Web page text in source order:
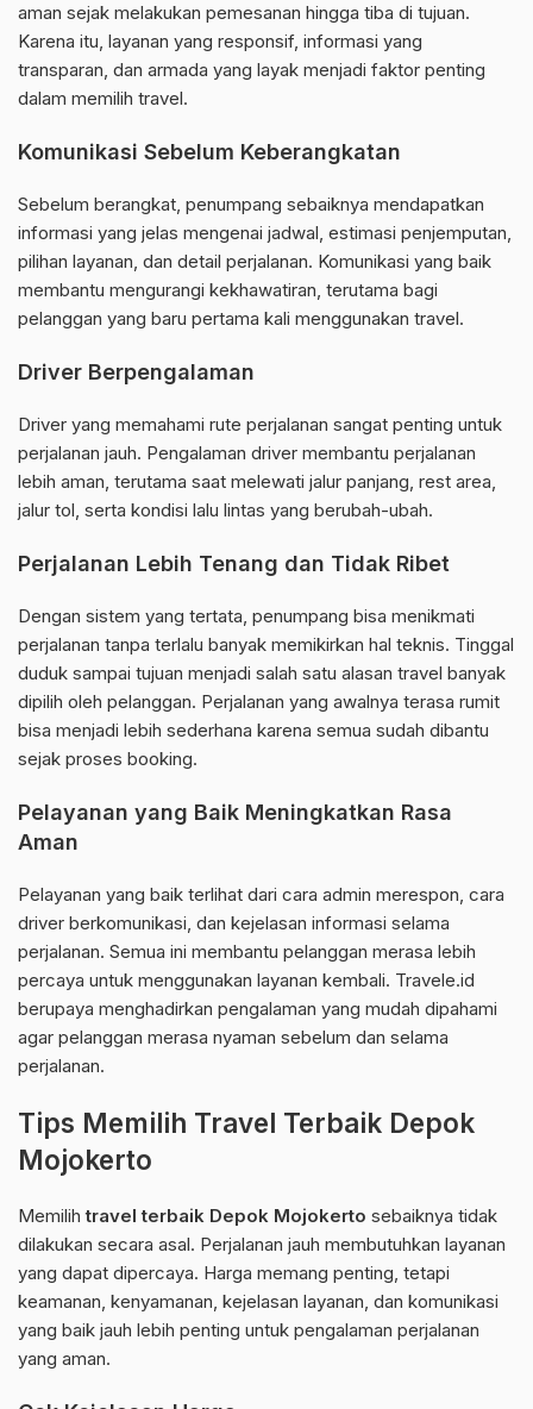
aman sejak melakukan pemesanan hingga tiba di tujuan.
Karena itu, layanan yang responsif, informasi yang
transparan, dan armada yang layak menjadi faktor penting
dalam memilih travel.
Komunikasi Sebelum Keberangkatan
Sebelum berangkat, penumpang sebaiknya mendapatkan
informasi yang jelas mengenai jadwal, estimasi penjemputan,
pilihan layanan, dan detail perjalanan. Komunikasi yang baik
membantu mengurangi kekhawatiran, terutama bagi
pelanggan yang baru pertama kali menggunakan travel.
Driver Berpengalaman
Driver yang memahami rute perjalanan sangat penting untuk
perjalanan jauh. Pengalaman driver membantu perjalanan
lebih aman, terutama saat melewati jalur panjang, rest area,
jalur tol, serta kondisi lalu lintas yang berubah-ubah.
Perjalanan Lebih Tenang dan Tidak Ribet
Dengan sistem yang tertata, penumpang bisa menikmati
perjalanan tanpa terlalu banyak memikirkan hal teknis. Tinggal
duduk sampai tujuan menjadi salah satu alasan travel banyak
dipilih oleh pelanggan. Perjalanan yang awalnya terasa rumit
bisa menjadi lebih sederhana karena semua sudah dibantu
sejak proses booking.
Pelayanan yang Baik Meningkatkan Rasa
Aman
Pelayanan yang baik terlihat dari cara admin merespon, cara
driver berkomunikasi, dan kejelasan informasi selama
perjalanan. Semua ini membantu pelanggan merasa lebih
percaya untuk menggunakan layanan kembali. Travele.id
berupaya menghadirkan pengalaman yang mudah dipahami
agar pelanggan merasa nyaman sebelum dan selama
perjalanan.
Tips Memilih Travel Terbaik Depok
Mojokerto
Memilihtravel terbaik Depok Mojokerto sebaiknya tidak
dilakukan secara asal. Perjalanan jauh membutuhkan layanan
yang dapat dipercaya. Harga memang penting, tetapi
keamanan, kenyamanan, kejelasan layanan, dan komunikasi
yang baik jauh lebih penting untuk pengalaman perjalanan
yang aman.